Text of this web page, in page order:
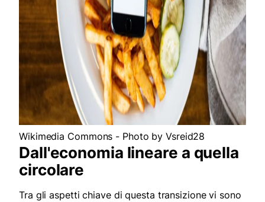
Wikimedia Commons - Photo by Vsreid28
Dall'economia lineare a quella
circolare
Tra gli aspetti chiave di questa transizione vi sono